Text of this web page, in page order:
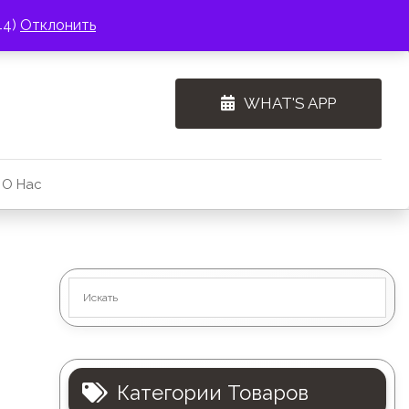
Отклонить
WHAT'S APP
О Нас
Категории Товаров